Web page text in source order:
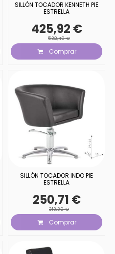
SILLÓN TOCADOR KENNETH PIE
ESTRELLA
425,92 €
532,40 €
Comprar
SILLÓN TOCADOR INDO PIE
ESTRELLA
250,71 €
313,39 €
Comprar